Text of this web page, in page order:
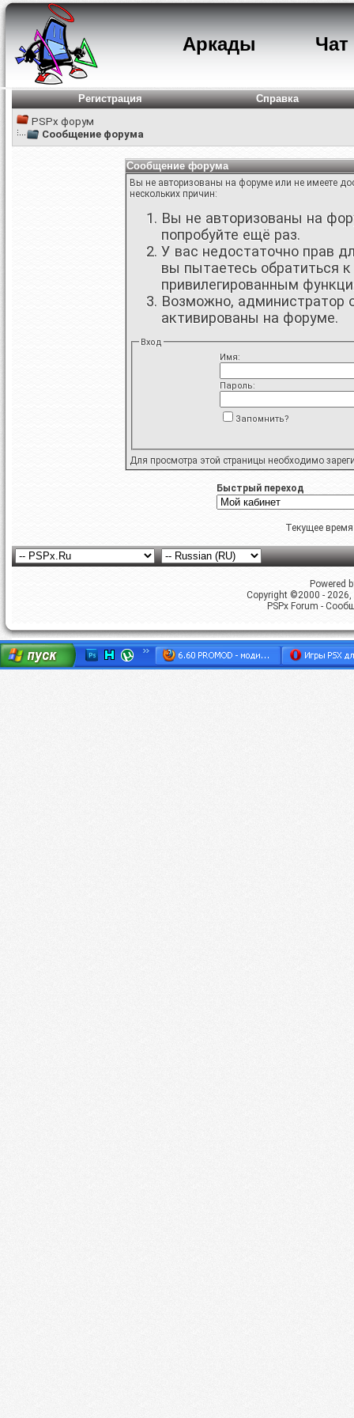
Аркады Чат
Регистрация
Справка
PSPx форум
Сообщение форума
Сообщение форума
Вы не авторизованы на форуме или не имеете
нескольких причин:
Вы не авторизованы на
попробуйте ещё раз.
У вас недостаточно прав
вы пытаетесь обратиться
привилегированным
Возможно, администратор
активированы на форуме.
Вход
Имя:
Пароль:
Запомнить?
Для просмотра этой страницы необходимо
Быстрый переход
Текущее
Powered
Copyright ©2000 -
PSPx Forum -